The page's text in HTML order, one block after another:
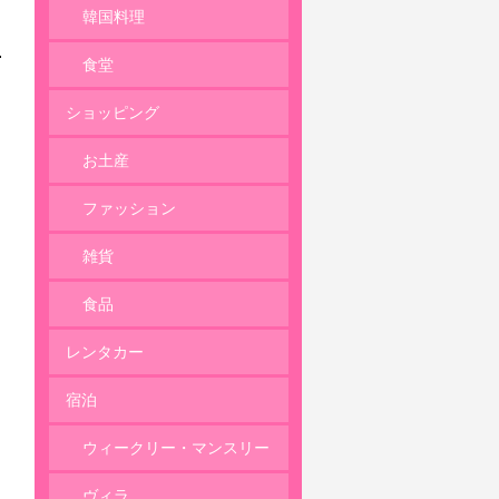
韓国料理
食堂
ショッピング
お土産
ファッション
雑貨
食品
レンタカー
宿泊
ウィークリー・マンスリー
ヴィラ